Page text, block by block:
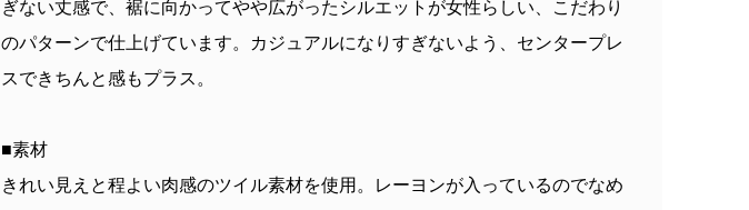
ぎない丈感で、裾に向かってやや広がったシルエットが女性らしい、こだわり
のパターンで仕上げています。カジュアルになりすぎないよう、センタープレ
スできちんと感もプラス。
■素材
きれい見えと程よい肉感のツイル素材を使用。レーヨンが入っているのでなめ